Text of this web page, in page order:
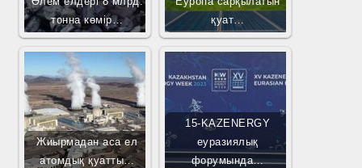
тонна көмір…
қуат…
Жиырмадан аса ел
атомдық қуатты…
15-KAZENERGY
еуразиялық
форумында…